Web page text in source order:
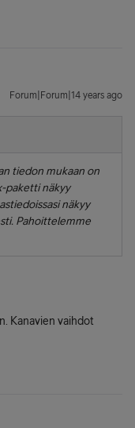
Forum|Forum|14 years ago
tiedon mukaan on
paketti näkyy
näkyy
Pahoittelemme
Kanavien vaihdot